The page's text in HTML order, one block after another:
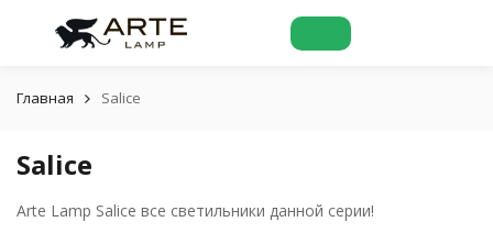
Главная Salice
Salice
Arte Lamp Salice все светильники данной серии!